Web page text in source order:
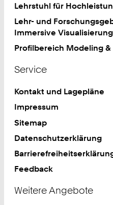
Lehrstuhl für
Lehr- und
Immersive Visualisierung
Profilbereich Modeling
Service
Kontakt und Lagepläne
Impressum
Sitemap
Datenschutzerklärung
Feedback
Weitere Angebote